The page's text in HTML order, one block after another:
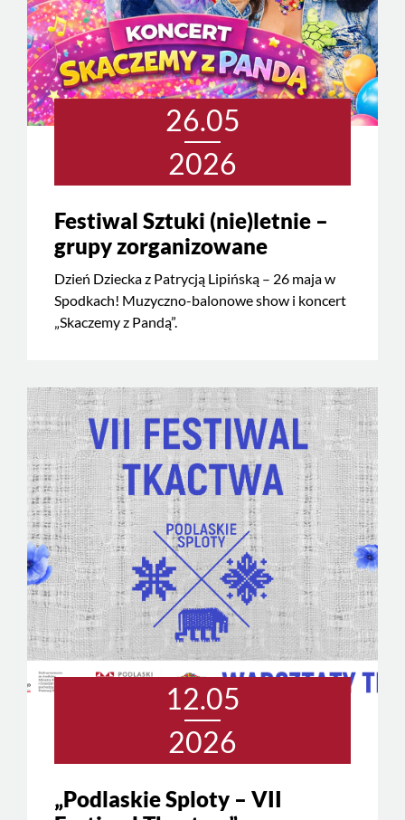
26.05
2026
Festiwal Sztuki (nie)letnie –
grupy zorganizowane
Dzień Dziecka z Patrycją Lipińską – 26 maja w
Spodkach! Muzyczno-balonowe show i koncert
„Skaczemy z Pandą”.
12.05
2026
„Podlaskie Sploty – VII